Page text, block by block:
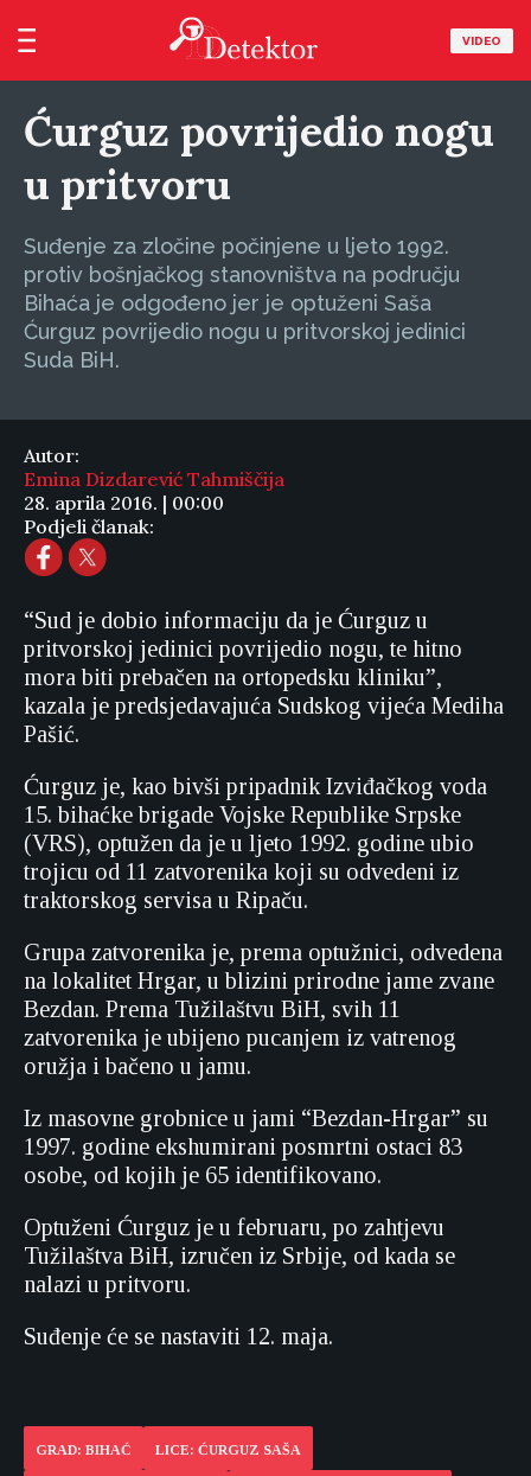
VIDEO
Ćurguz povrijedio nogu
u pritvoru
Suđenje za zločine počinjene u ljeto 1992.
protiv bošnjačkog stanovništva na području
Bihaća je odgođeno jer je optuženi Saša
Ćurguz povrijedio nogu u pritvorskoj jedinici
Suda BiH.
Autor:
Emina Dizdarević Tahmiščija
28. aprila 2016. | 00:00
Podjeli članak:
“Sud je dobio informaciju da je Ćurguz u
pritvorskoj jedinici povrijedio nogu, te hitno
mora biti prebačen na ortopedsku kliniku”,
kazala je predsjedavajuća Sudskog vijeća Mediha
Pašić.
Ćurguz je, kao bivši pripadnik Izviđačkog voda
15. bihaćke brigade Vojske Republike Srpske
(VRS), optužen da je u ljeto 1992. godine ubio
trojicu od 11 zatvorenika koji su odvedeni iz
traktorskog servisa u Ripaču.
Grupa zatvorenika je, prema optužnici, odvedena
na lokalitet Hrgar, u blizini prirodne jame zvane
Bezdan. Prema Tužilaštvu BiH, svih 11
zatvorenika je ubijeno pucanjem iz vatrenog
oružja i bačeno u jamu.
Iz masovne grobnice u jami “Bezdan-Hrgar” su
1997. godine ekshumirani posmrtni ostaci 83
osobe, od kojih je 65 identifikovano.
Optuženi Ćurguz je u februaru, po zahtjevu
Tužilaštva BiH, izručen iz Srbije, od kada se
nalazi u pritvoru.
Suđenje će se nastaviti 12. maja.
GRAD: BIHAĆ LICE: ĆURGUZ SAŠA